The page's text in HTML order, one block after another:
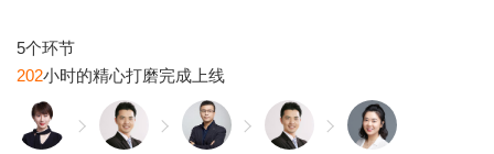
202